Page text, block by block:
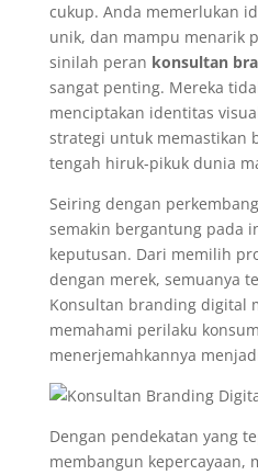
cukup. Anda memerlukan
unik, dan mampu menarik
sinilah peran konsultan
sangat penting. Mereka
menciptakan identitas
strategi untuk memastikan
tengah hiruk-pikuk dunia
Seiring dengan
semakin bergantung pada
keputusan. Dari memilih
dengan merek, semuanya
Konsultan branding digital
memahami perilaku
menerjemahkannya
Dengan pendekatan yang
membangun kepercayaan,